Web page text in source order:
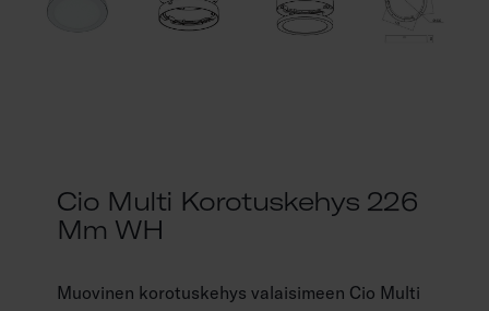
Cio Multi Korotuskehys 226
Mm WH
Muovinen korotuskehys valaisimeen Cio Multi